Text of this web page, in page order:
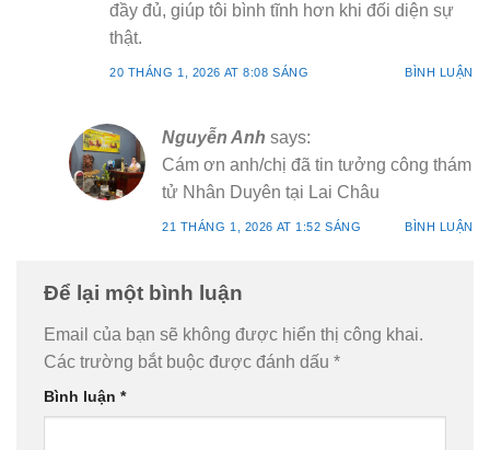
đầy đủ, giúp tôi bình tĩnh hơn khi đối diện sự
thật.
20 THÁNG 1, 2026 AT 8:08 SÁNG BÌNH LUẬN
Nguyễn Anh says:
Cám ơn anh/chị đã tin tưởng công thám
tử Nhân Duyên tại Lai Châu
21 THÁNG 1, 2026 AT 1:52 SÁNG BÌNH LUẬN
Để lại một bình luận
Email của bạn sẽ không được hiển thị công khai.
Các trường bắt buộc được đánh dấu *
Bình luận *